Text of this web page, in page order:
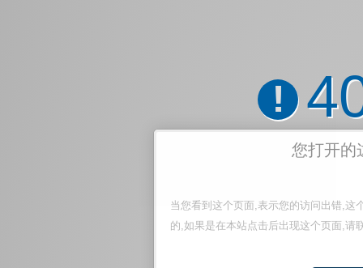
!
您打开的
当您看到这个页面,表示您的访问出错,这
的,如果是在本站点击后出现这个页面,请